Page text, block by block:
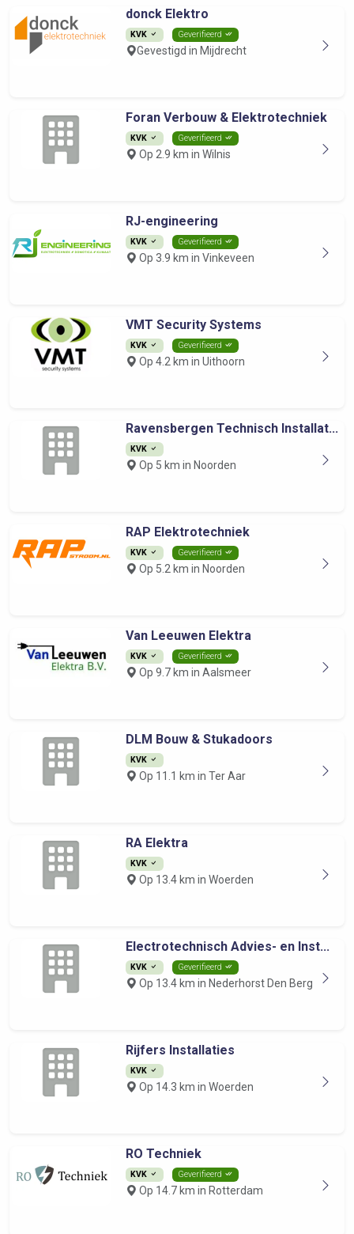
donck Elektro
KVK Geverifieerd
Gevestigd in Mijdrecht
Foran Verbouw & Elektrotechniek
KVK Geverifieerd
Op 2.9 km in Wilnis
RJ-engineering
KVK Geverifieerd
Op 3.9 km in Vinkeveen
VMT Security Systems
KVK Geverifieerd
Op 4.2 km in Uithoorn
Ravensbergen Technisch Installat...
KVK
Op 5 km in Noorden
RAP Elektrotechniek
KVK Geverifieerd
Op 5.2 km in Noorden
Van Leeuwen Elektra
KVK Geverifieerd
Op 9.7 km in Aalsmeer
DLM Bouw & Stukadoors
KVK
Op 11.1 km in Ter Aar
RA Elektra
KVK
Op 13.4 km in Woerden
Electrotechnisch Advies- en Inst...
KVK Geverifieerd
Op 13.4 km in Nederhorst Den Berg
Rijfers Installaties
KVK
Op 14.3 km in Woerden
RO Techniek
KVK Geverifieerd
Op 14.7 km in Rotterdam